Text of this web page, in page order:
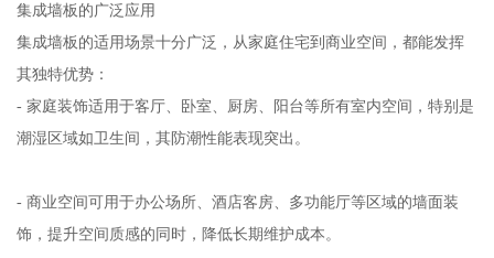
集成墙板的广泛应用
集成墙板的适用场景十分广泛，从家庭住宅到商业空间，都能发挥
其独特优势：
- 家庭装饰适用于客厅、卧室、厨房、阳台等所有室内空间，特别是
潮湿区域如卫生间，其防潮性能表现突出。
- 商业空间可用于办公场所、酒店客房、多功能厅等区域的墙面装
饰，提升空间质感的同时，降低长期维护成本。